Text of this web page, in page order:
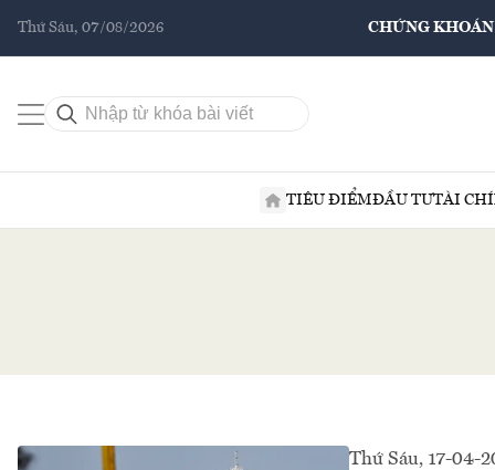
Thứ Sáu, 07/08/2026 CHỨNG KHOÁN
TIÊU ĐIỂMĐẦU TƯTÀI
Thứ Sáu, 17-04-